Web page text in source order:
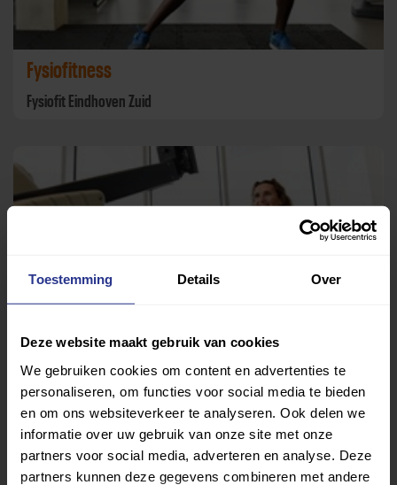
Toestemming Details Over
Deze website maakt gebruik van cookies
We gebruiken cookies om content en advertenties te
personaliseren, om functies voor social media te bieden
en om ons websiteverkeer te analyseren. Ook delen we
informatie over uw gebruik van onze site met onze
partners voor social media, adverteren en analyse. Deze
partners kunnen deze gegevens combineren met andere
Fysiofitness
Fysiofit Eindhoven Zuid
Medisch fitness
Fysiofit Eindhoven Zuid
Terug